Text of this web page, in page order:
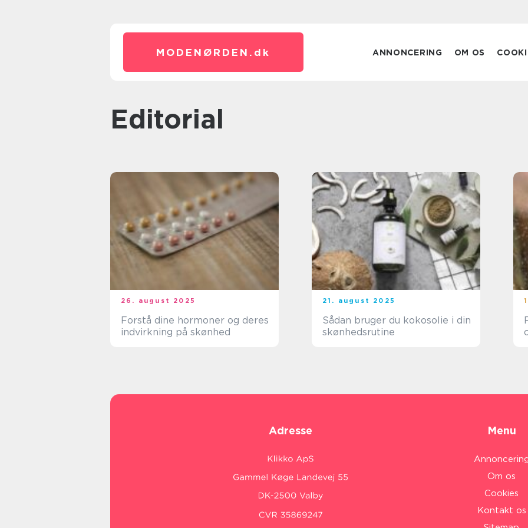
MODENØRDEN. dk ANNONCERING OM OS
editorial
26. august 2025
Forstå dine hormoner og deres
indvirkning på skønhed
21. august 2025
Sådan bruger du kokosolie i din
skønhedsrutine
Adresse Menu
Om os
Cookies
Kontakt os